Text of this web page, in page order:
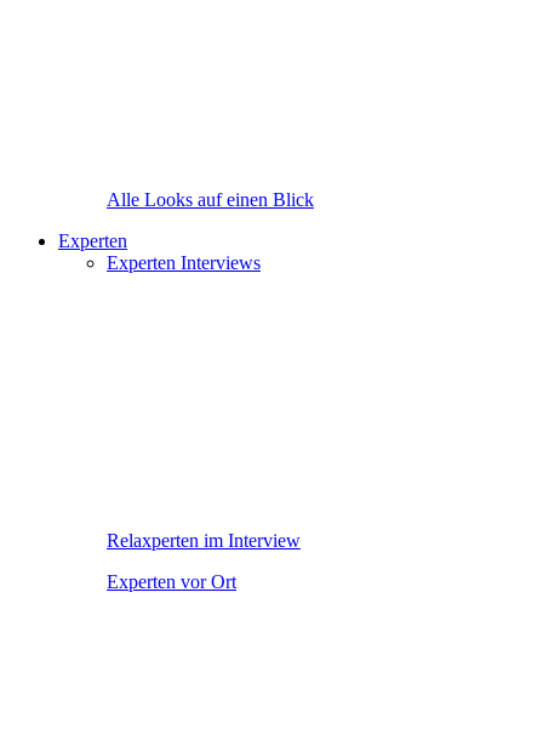
Alle Looks auf einen Blick
Experten
Experten Interviews
Relaxperten im Interview
Experten vor Ort